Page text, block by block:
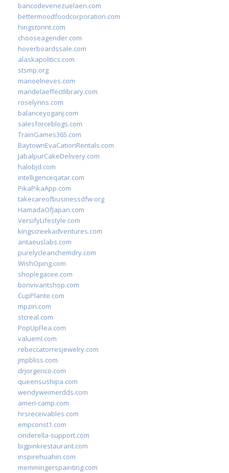
bancodevenezuelaen.com
bettermoodfoodcorporation.com
hingstonnt.com
chooseagender.com
hoverboardssale.com
alaskapolitics.com
stsmp.org
manoelneves.com
mandelaeffectlibrary.com
roselynns.com
balanceyoganj.com
salesforceblogs.com
TrainGames365.com
BaytownEvaCationRentals.com
JabalpurCakeDelivery.com
halobjd.com
intelligenceqatar.com
PikaPikaApp.com
takecareofbusinessdfw.org
HamadaOfJapan.com
VersifyLifestyle.com
kingscreekadventures.com
antaeuslabs.com
purelycleanchemdry.com
WishOping.com
shoplegacee.com
bonvivantshop.com
CupPlante.com
mpzin.com
stcreal.com
PopUpFlea.com
valueml.com
rebeccatorresjewelry.com
jmpbliss.com
drjorgerico.com
queensushipa.com
wendyweimerdds.com
ameri-camp.com
hrsreceivables.com
empconst1.com
cinderella-support.com
bigpinkrestaurant.com
inspirehuahin.com
memmingerspainting.com